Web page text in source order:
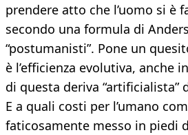
prendere atto che l’uomo si è
secondo una formula di
“postumanisti”. Pone un
è l’efficienza evolutiva, anche
di questa deriva “artificialista”
E a quali costi per l’umano
faticosamente messo in piedi